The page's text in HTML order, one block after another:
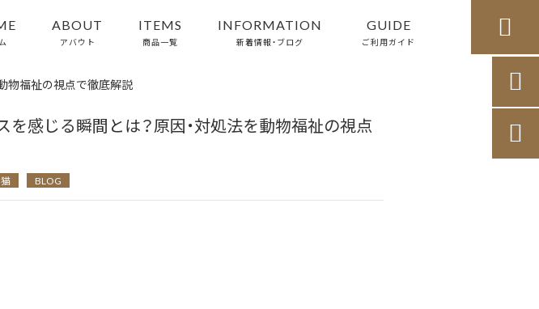
ABOUT
アバウト
ITEMS
商品一覧
INFORMATION
新着情報・ブログ
GUIDE
ご利用ガイド

物福祉の視点で徹底解説
感じる瞬間とは？原因・対処法を動物福祉の視点
猫 BLOG

